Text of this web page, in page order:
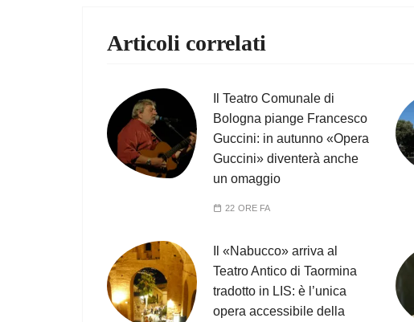
Articoli correlati
Il Teatro Comunale di
Bologna piange Francesco
Guccini: in autunno «Opera
Guccini» diventerà anche
un omaggio
22 ORE FA
Il «Nabucco» arriva al
Teatro Antico di Taormina
tradotto in LIS: è l’unica
opera accessibile della